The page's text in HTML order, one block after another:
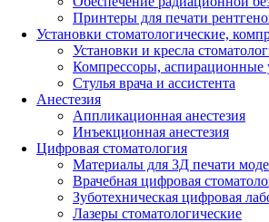
Принтеры для печати
Установки стоматологические,
Установки и кресла
Компрессоры, аспирационные
Стулья врача и ассистента
Анестезия
Аппликационная анестезия
Инъекционная анестезия
Цифровая стоматология
Материалы для 3Д печати
Врачебная цифровая
Зуботехническая цифровая
Лазеры стоматологические